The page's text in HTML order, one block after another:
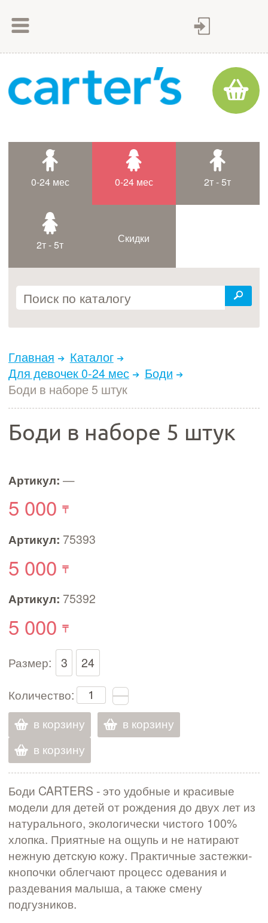
Как оплатить
Доставка товара
Контакты
0-24 мес 0-24 мес 2т - 5т
2т - 5т Скидки
Главная
Каталог
Для девочек 0-24 мес
Боди
Боди в наборе 5 штук
Боди в наборе 5 штук
Артикул: —
5 000
Артикул: 75393
5 000
Артикул: 75392
5 000
Размер: 3
24
Количество:
в корзину
в корзину
в корзину
Боди CARTERS - это удобные и красивые
модели для детей от рождения до двух лет из
натурального, экологически чистого 100%
хлопка. Приятные на ощупь и не натирают
нежную детскую кожу. Практичные застежки-
кнопочки облегчают процесс одевания и
раздевания малыша, а также смену
подгузников.